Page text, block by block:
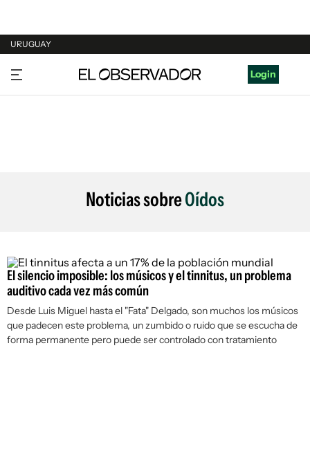
URUGUAY
URUGUAY
ARGENTINA
Login
Noticias sobreOídos
El silencio imposible: los músicos y el tinnitus, un problema
auditivo cada vez más común
Desde Luis Miguel hasta el "Fata" Delgado, son muchos los músicos
que padecen este problema, un zumbido o ruido que se escucha de
forma permanente pero puede ser controlado con tratamiento